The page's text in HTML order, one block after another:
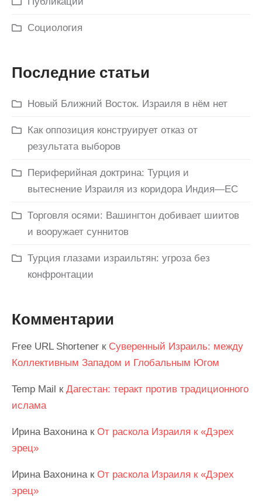
Социология
Последние статьи
Новый Ближний Восток. Израиля в нём нет
Как оппозиция конструирует отказ от
результата выборов
Периферийная доктрина: Турция и
вытеснение Израиля из коридора Индия—ЕС
Торговля осями: Вашингтон добивает шиитов
и вооружает суннитов
Турция глазами израильтян: угроза без
конфронтации
Комментарии
Free URL Shortener к Суверенный Израиль: между
Коллективным Западом и Глобальным Югом
Temp Mail к Дагестан: теракт против традиционного
ислама
Ирина Вахонинак От раскола Израиля к «Дэрех
эрец»
Ирина Вахонинак От раскола Израиля к «Дэрех
эрец»